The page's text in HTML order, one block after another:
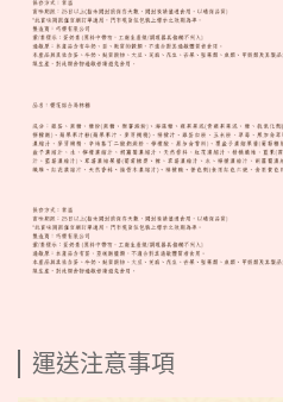
運送注意事項